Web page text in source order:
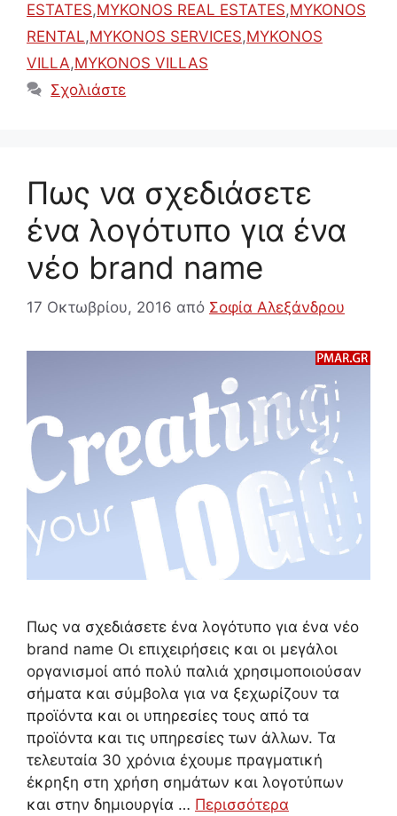
ESTATES,MYKONOS REAL ESTATES,MYKONOS
RENTAL,MYKONOS SERVICES,MYKONOS
VILLA,MYKONOS VILLAS
Σχολιάστε
Πως να σχεδιάσετε
ένα λογότυπο για ένα
νέο brand name
17 Οκτωβρίου, 2016 από Σοφία Αλεξάνδρου
Πως να σχεδιάσετε ένα λογότυπο για ένα νέο
brand name Οι επιχειρήσεις και οι μεγάλοι
οργανισμοί από πολύ παλιά χρησιμοποιούσαν
σήματα και σύμβολα για να ξεχωρίζουν τα
προϊόντα και οι υπηρεσίες τους από τα
προϊόντα και τις υπηρεσίες των άλλων. Τα
τελευταία 30 χρόνια έχουμε πραγματική
έκρηξη στη χρήση σημάτων και λογοτύπων
και στην δημιουργία … Περισσότερα